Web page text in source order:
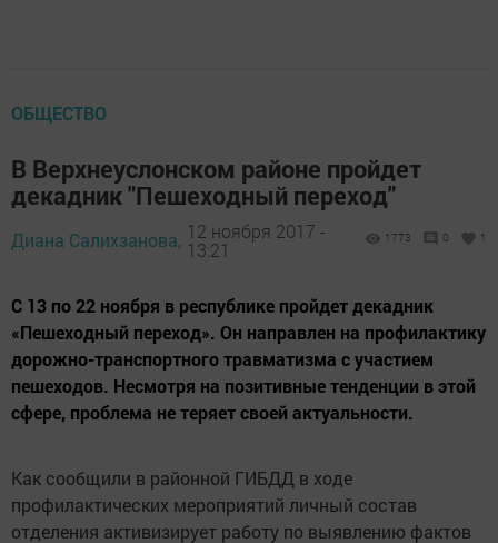
ОБЩЕСТВО
В Верхнеуслонском районе пройдет
декадник "Пешеходный переход"
Диана Салихзанова, 12 ноября 2017 -
13:21
1773 0 1
С 13 по 22 ноября в республике пройдет декадник
«Пешеходный переход». Он направлен на профилактику
дорожно-транспортного травматизма с участием
пешеходов. Несмотря на позитивные тенденции в этой
сфере, проблема не теряет своей актуальности.
Как сообщили в районной ГИБДД в ходе
профилактических мероприятий личный состав
отделения активизирует работу по выявлению фактов